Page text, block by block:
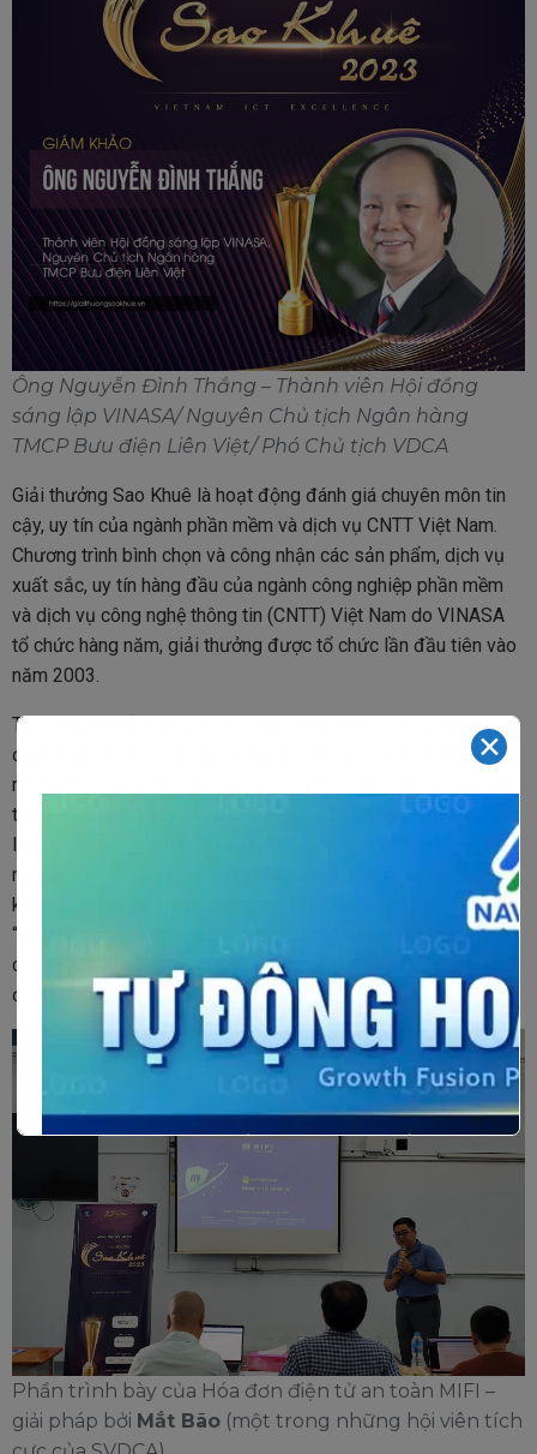
Ông Nguyễn Đình Thắng – Thành viên Hội đồng
sáng lập VINASA/ Nguyên Chủ tịch Ngân hàng
TMCP Bưu điện Liên Việt/ Phó Chủ tịch VDCA
Giải thưởng Sao Khuê là hoạt động đánh giá chuyên môn tin
cậy, uy tín của ngành phần mềm và dịch vụ CNTT Việt Nam.
Chương trình bình chọn và công nhận các sản phẩm, dịch vụ
xuất sắc, uy tín hàng đầu của ngành công nghiệp phần mềm
và dịch vụ công nghệ thông tin (CNTT) Việt Nam do VINASA
tổ chức hàng năm, giải thưởng được tổ chức lần đầu tiên vào
năm 2003.
Tại vòng thuyết trình giải thưởng Sao Khuê 2023, Hóa đơn
điện tử an toàn MIFI – giải pháp bởi
(một trong
những hội viên tích cực của SVDCA) đã hoàn thành phần giới
thiệu và biện luận tại nhóm Tài chính số. Lần này, MIFI trình
làng giải pháp phần mềm xử lý hoá đơn đầu vào giúp doanh
nghiệp tự động hóa chứng từ hoá đơn, khắc phục sai sót, tiết
kiệm thời gian và chi phí hiệu quả cho SMEs bởi khi ứng dụng
“AI MIFI” trong việc nhập liệu hoá đơn đầu vào, kế toán chỉ
còn làm một việc duy nhất là kiểm tra lại dữ liệu đã được tự
động nhập.
Phần trình bày của Hóa đơn điện tử an toàn MIFI –
giải pháp bởi Mắt Bão (một trong những hội viên tích
✕